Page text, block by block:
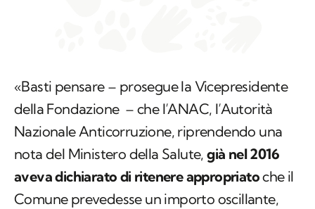
«Basti pensare – prosegue la Vicepresidente
della Fondazione – che l’ANAC, l’Autorità
Nazionale Anticorruzione, riprendendo una
nota del Ministero della Salute,già nel 2016
aveva dichiarato di ritenere appropriatoche il
Comune prevedesse un importo oscillante,